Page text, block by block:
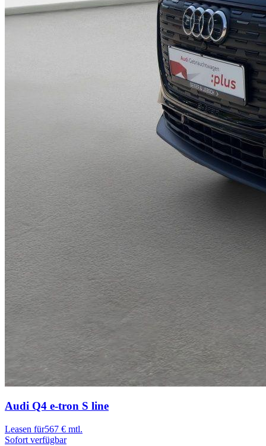
Audi Q4 e-tron S line
Leasen für567 € mtl.
Sofort verfügbar